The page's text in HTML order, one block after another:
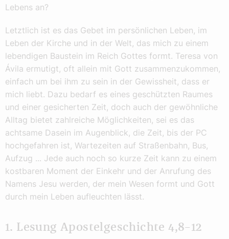
Lebens an?
Letztlich ist es das Gebet im persönlichen Leben, im
Leben der Kirche und in der Welt, das mich zu einem
lebendigen Baustein im Reich Gottes formt. Teresa von
Ávila ermutigt, oft allein mit Gott zusammenzukommen,
einfach um bei ihm zu sein in der Gewissheit, dass er
mich liebt. Dazu bedarf es eines geschützten Raumes
und einer gesicherten Zeit, doch auch der gewöhnliche
Alltag bietet zahlreiche Möglichkeiten, sei es das
achtsame Dasein im Augenblick, die Zeit, bis der PC
hochgefahren ist, Wartezeiten auf Straßenbahn, Bus,
Aufzug ... Jede auch noch so kurze Zeit kann zu einem
kostbaren Moment der Einkehr und der Anrufung des
Namens Jesu werden, der mein Wesen formt und Gott
durch mein Leben aufleuchten lässt.
1. Lesung Apostelgeschichte 4,8–12